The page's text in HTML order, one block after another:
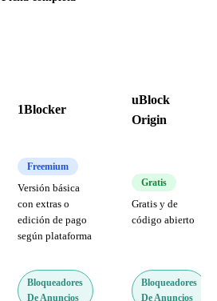
1Blocker
uBlock
Origin
Freemium
Versión básica
con extras o
edición de pago
según plataforma
Gratis
Gratis y de
código abierto
Bloqueadores
De Anuncios
Bloqueadores
De Anuncios